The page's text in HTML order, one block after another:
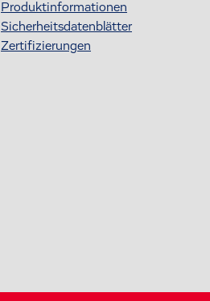
Produktinformationen
S icherheitsdatenblätter
Zertifizierungen